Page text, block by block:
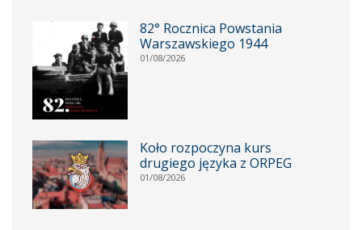
82° Rocznica Powstania
Warszawskiego 1944
01/08/2026
Koło rozpoczyna kurs
drugiego języka z ORPEG
01/08/2026